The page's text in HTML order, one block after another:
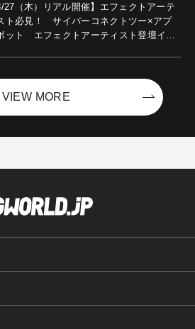
27（木）リアル開催】エフェクトアーテ
ト必見！ サイバーコネクトツー×アプ
ット エフェクトアーティスト登壇イベ
VIEW MORE